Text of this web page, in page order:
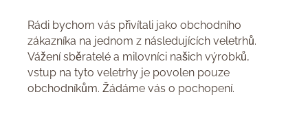
Rádi bychom vás přivítali jako obchodního
zákazníka na jednom z následujících veletrhů.
Vážení sběratelé a milovníci našich výrobků,
vstup na tyto veletrhy je povolen pouze
obchodníkům. Žádáme vás o pochopení.